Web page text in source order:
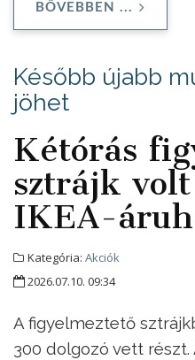
BŐVEBBEN ...
Később újabb
jöhet
Kétórás
sztrájk
IKEA-
Kategória: Akciók
2026.07.10. 09:34
A figyelmeztető
300 dolgozó vett részt.